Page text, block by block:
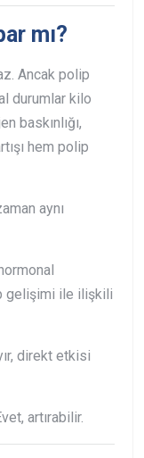
mı?
Ancak polip
durumlar kilo
baskınlığı,
hem polip
aynı
gelişimi ile ilişkili
direkt etkisi
artırabilir.